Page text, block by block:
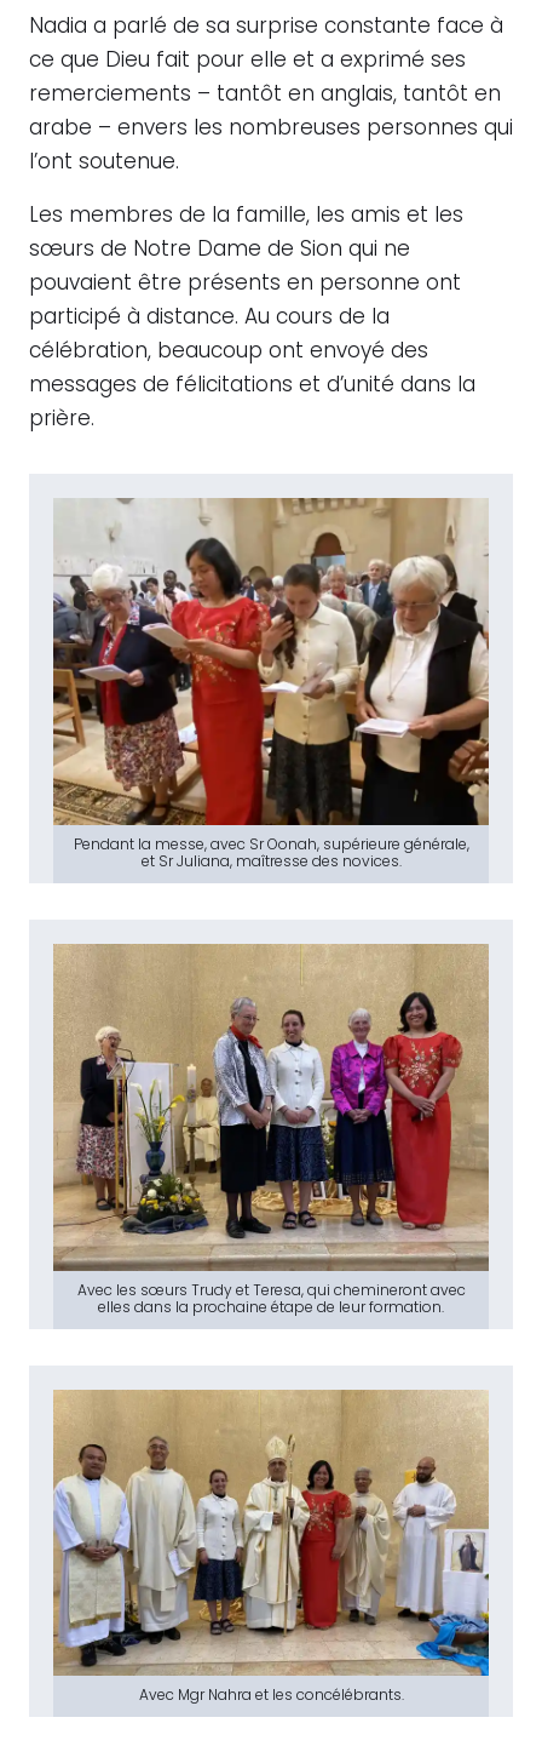
Nadia a parlé de sa surprise constante face à
ce que Dieu fait pour elle et a exprimé ses
remerciements – tantôt en anglais, tantôt en
arabe – envers les nombreuses personnes qui
l’ont soutenue.
Les membres de la famille, les amis et les
sœurs de Notre Dame de Sion qui ne
pouvaient être présents en personne ont
participé à distance. Au cours de la
célébration, beaucoup ont envoyé des
messages de félicitations et d’unité dans la
prière.
Pendant la messe, avec Sr Oonah, supérieure générale,
et Sr Juliana, maîtresse des novices.
Avec les sœurs Trudy et Teresa, qui chemineront avec
elles dans la prochaine étape de leur formation.
Avec Mgr Nahra et les concélébrants.